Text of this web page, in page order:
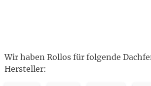
Wir haben Rollos für folgende
Hersteller: